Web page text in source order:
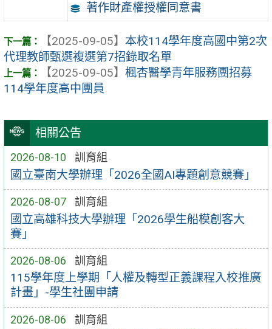
相關公告
2026-08-10 訓育組
國立臺南大學辦理「2026全國AI專題創意競賽」
2026-08-07 訓育組
國立高雄科技大學辦理「2026學生船模創客大
賽」
2026-08-06 訓育組
115學年度上學期「人權及轉型正義課程入校推廣
計畫」-學生社團申請
2026-08-06 訓育組
著作財產權授權同意書
【2025-09-05】 本校114學年度高國中第2次
代理教師甄選複選第7招錄取名單
【2025-09-05】 楓杏醫學青年服務團招募
114學年度高中團員